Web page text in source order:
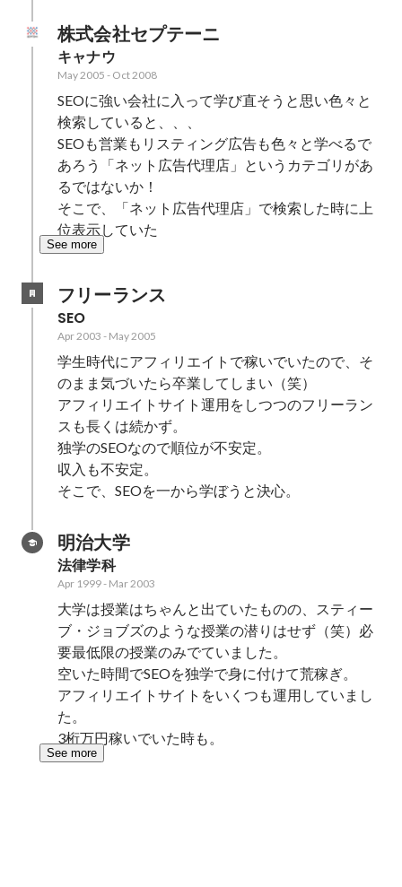
株式会社セプテーニ
キャナウ
May 2005 - Oct 2008
SEOに強い会社に入って学び直そうと思い色々と
検索していると、、、
SEOも営業もリスティング広告も色々と学べるで
あろう「ネット広告代理店」というカテゴリがあ
るではないか！
そこで、「ネット広告代理店」で検索した時に上
位表示していた
See more
フリーランス
SEO
Apr 2003 - May 2005
学生時代にアフィリエイトで稼いでいたので、そ
のまま気づいたら卒業してしまい（笑）
アフィリエイトサイト運用をしつつのフリーラン
スも長くは続かず。
独学のSEOなので順位が不安定。
収入も不安定。
明治大学
法律学科
Apr 1999- Mar 2003
大学は授業はちゃんと出ていたものの、スティー
ブ・ジョブズのような授業の潜りはせず（笑）必
要最低限の授業のみでていました。
空いた時間でSEOを独学で身に付けて荒稼ぎ。
アフィリエイトサイトをいくつも運用していまし
た。
3桁万円稼いでいた時も。
See more